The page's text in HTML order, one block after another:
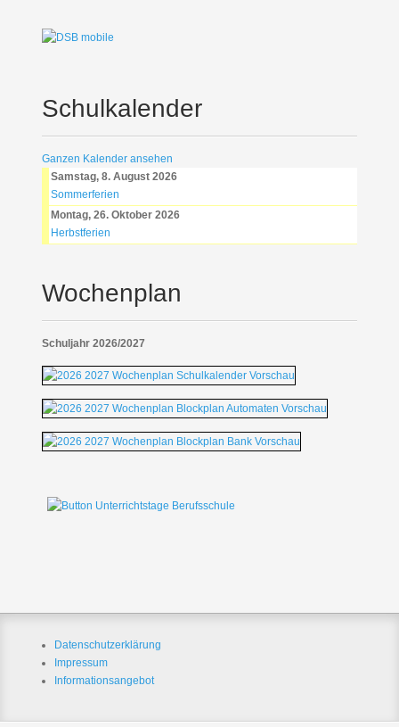
Schulkalender
Ganzen Kalender ansehen
Samstag, 8. August 2026
Sommerferien
Montag, 26. Oktober 2026
Herbstferien
Wochenplan
Schuljahr 2026/2027
Datenschutzerklärung
Impressum
Informationsangebot